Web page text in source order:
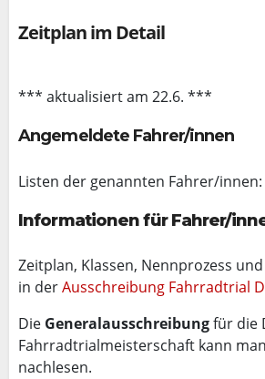
Zeitplan im Detail
*** aktualisiert am 22.6. ***
Angemeldete Fahrer/innen
Listen der genannten Fahrer/innen:
Informationen für Fahrer/
Zeitplan, Klassen, Nennprozess
in derAusschreibung Fahrradtrial
Die Generalausschreibungfür die
Fahrradtrialmeisterschaft kann
nachlesen.